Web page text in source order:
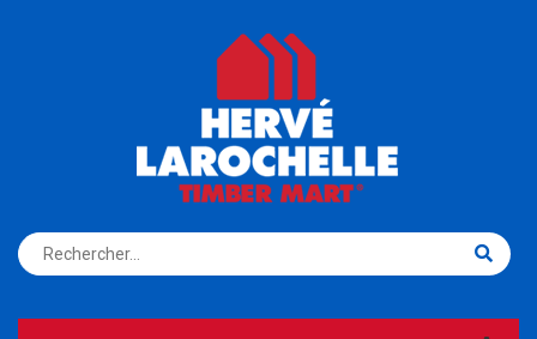
S'ENREGISTRER CONNEXION